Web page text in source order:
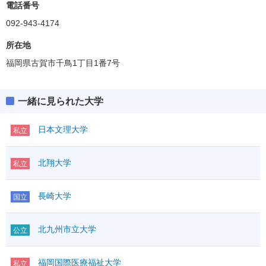
電話番号
092-943-4174
所在地
福岡県古賀市千鳥1丁目1番7号
一緒に見られた大学
私立 日本文理大学
私立 北翔大学
国立 長崎大学
公立 北九州市立大学
私立 福岡国際医療福祉大学